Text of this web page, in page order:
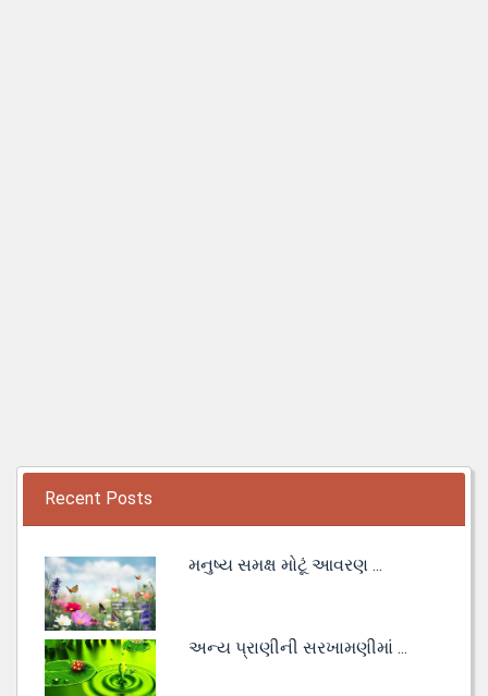
Recent Posts
મનુષ્ય સમક્ષ મોટૂં આવરણ ...
અન્ય પ્રાણીની સરખામણીમાં ...